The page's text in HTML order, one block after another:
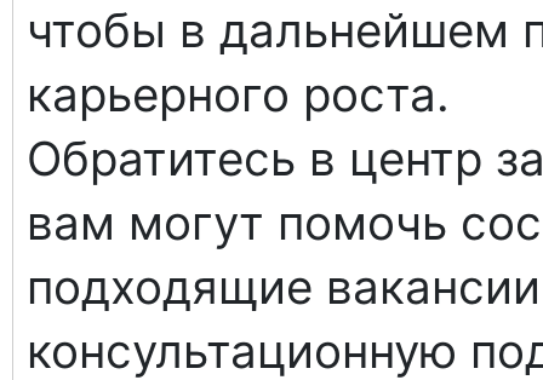
чтобы в дальнейшем
карьерного роста.
Обратитесь в центр
вам могут помочь
подходящие
консультационную